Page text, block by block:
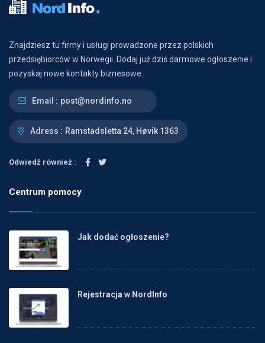
Znajdziesz tu firmy i usługi prowadzone przez polskich
przedsiębiorców w Norwegii. Dodaj już dziś darmowe ogłoszenie i
pozyskaj nowe kontakty biznesowe.
Email : post@nordinfo.no
Adress : Ramstadsletta 24, Høvik 1363
Odwiedź również :
Centrum pomocy
Jak dodać ogłoszenie?
Rejestracja w NordInfo